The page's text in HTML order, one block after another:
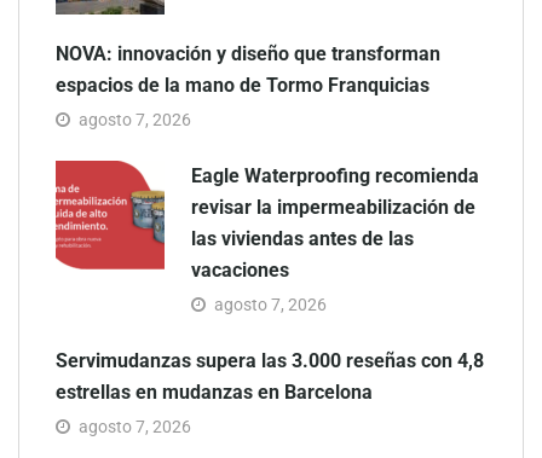
NOVA: innovación y diseño que transforman
espacios de la mano de Tormo Franquicias
agosto 7, 2026
Eagle Waterproofing recomienda
revisar la impermeabilización de
las viviendas antes de las
vacaciones
agosto 7, 2026
Servimudanzas supera las 3.000 reseñas con 4,8
estrellas en mudanzas en Barcelona
agosto 7, 2026